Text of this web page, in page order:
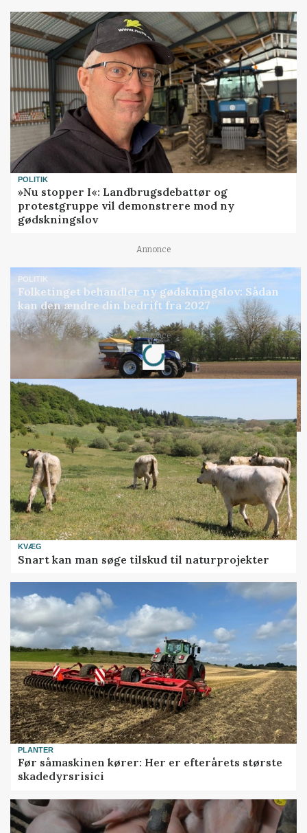
POLITIK
»Nu stopper I«: Landbrugsdebattør og
protestgruppe vil demonstrere mod ny
gødskningslov
Annonce
POLITIK
Folketinget behandler ny gødskningslov: Sådan
kan den ændre din bedrift fra 2027
Annonce
Loading...
KVÆG
Snart kan man søge tilskud til naturprojekter
PLANTER
Før såmaskinen kører: Her er efterårets største
skadedyrsrisici